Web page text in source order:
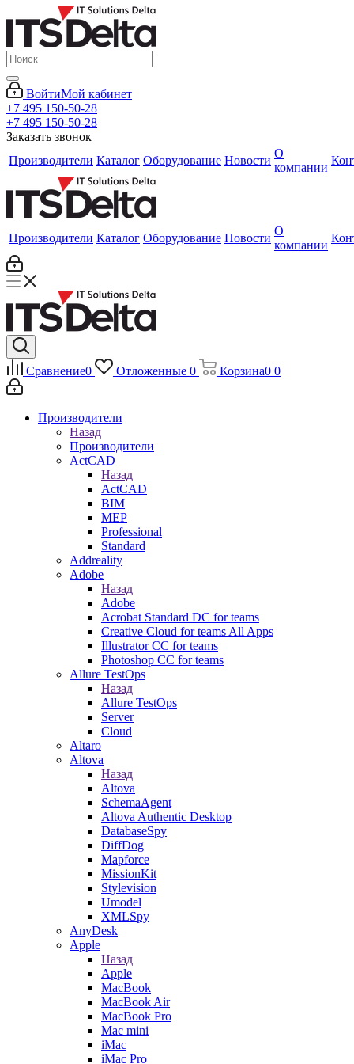
ВойтиМой кабинет
+7 495 150-50-28
+7 495 150-50-28
Заказать звонок
Производители Каталог Оборудование Новости
О
компании
Производители Каталог Оборудование Новости
О
компании
Сравнение0 Отложенные 0 Корзина0 0
Производители
Назад
Производители
ActCAD
Назад
ActCAD
BIM
MEP
Professional
Standard
Addreality
Adobe
Назад
Adobe
Acrobat Standard DC for teams
Creative Cloud for teams All Apps
Illustrator CC for teams
Photoshop CC for teams
Allure TestOps
Назад
Allure TestOps
Server
Cloud
Altaro
Altova
Назад
Altova
SchemaAgent
Altova Authentic Desktop
DatabaseSpy
DiffDog
Mapforce
MissionKit
Stylevision
Umodel
XMLSpy
AnyDesk
Apple
Назад
Apple
MacBook
MacBook Air
MacBook Pro
Mac mini
iMac
iMac Pro